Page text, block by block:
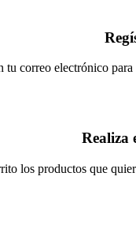
tu correo electrónico
Realiza
los productos que